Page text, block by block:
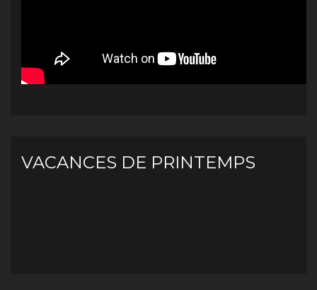
VACANCES DE PRINTEMPS